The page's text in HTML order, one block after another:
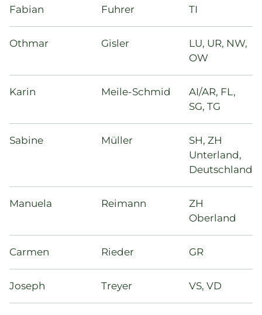
Fabian Fuhrer TI
Othmar Gisler
LU, UR, NW,
OW
Karin Meile-Schmid
AI/AR, FL,
SG, TG
Sabine Müller
SH, ZH
Unterland,
Deutschland
Manuela Reimann
ZH
Oberland
Carmen Rieder GR
Joseph Treyer VS, VD